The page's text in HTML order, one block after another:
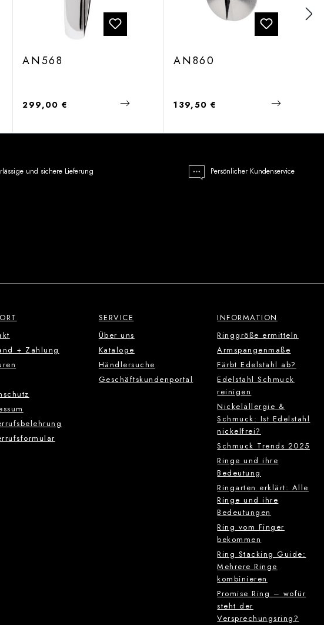
AN568
Regulärer Preis:
299,00 €
AN860
Regulärer Preis:
139,50 €
und sichere Lieferung Persönlicher Kundenservice
+ Zahlung
SERVICE
Über uns
Kataloge
Händlersuche
Geschäftskundenportal
INFORMATION
Ringgröße ermitteln
Armspangenmaße
Färbt Edelstahl ab?
Edelstahl Schmuck
reinigen
Nickelallergie &
Schmuck: Ist Edelstahl
nickelfrei?
Schmuck Trends 2025
Ringe und ihre
Bedeutung
Ringarten erklärt: Alle
Ringe und ihre
Bedeutungen
Ring vom Finger
bekommen
Ring Stacking Guide:
Mehrere Ringe
kombinieren
Promise Ring – wofür
steht der
Versprechungsring?